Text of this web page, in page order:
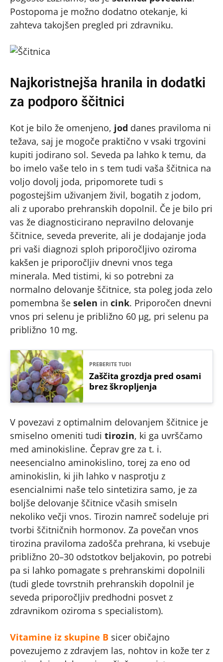
Postopoma je možno dodatno otekanje, ki
zahteva takojšen pregled pri zdravniku.
Najkoristnejša hranila in dodatki
za podporo ščitnici
Kot je bilo že omenjeno, jod danes praviloma ni
težava, saj je mogoče praktično v vsaki trgovini
kupiti jodirano sol. Seveda pa lahko k temu, da
bo imelo vaše telo in s tem tudi vaša ščitnica na
voljo dovolj joda, pripomorete tudi s
pogostejšim uživanjem živil, bogatih z jodom,
ali z uporabo prehranskih dopolnil. Če je bilo pri
vas že diagnosticirano nepravilno delovanje
ščitnice, seveda preverite, ali je dodajanje joda
pri vaši diagnozi sploh priporočljivo oziroma
kakšen je priporočljiv dnevni vnos tega
minerala. Med tistimi, ki so potrebni za
normalno delovanje ščitnice, sta poleg joda zelo
pomembna še selen in cink. Priporočen dnevni
vnos pri selenu je približno 60 µg, pri selenu pa
približno 10 mg.
PREBERITE TUDI
Zaščita grozdja pred osami
brez škropljenja
V povezavi z optimalnim delovanjem ščitnice je
smiselno omeniti tudi tirozin, ki ga uvrščamo
med aminokisline. Čeprav gre za t. i.
neesencialno aminokislino, torej za eno od
aminokislin, ki jih lahko v nasprotju z
esencialnimi naše telo sintetizira samo, je za
boljše delovanje ščitnice včasih smiseln
nekoliko večji vnos. Tirozin namreč sodeluje pri
tvorbi ščitničnih hormonov. Za povečan vnos
tirozina praviloma zadošča prehrana, ki vsebuje
približno 20–30 odstotkov beljakovin, po potrebi
pa si lahko pomagate s prehranskimi dopolnili
(tudi glede tovrstnih prehranskih dopolnil je
seveda priporočljiv predhodni posvet z
zdravnikom oziroma s specialistom).
Vitamine iz skupine B sicer običajno
povezujemo z zdravjem las, nohtov in kože ter z